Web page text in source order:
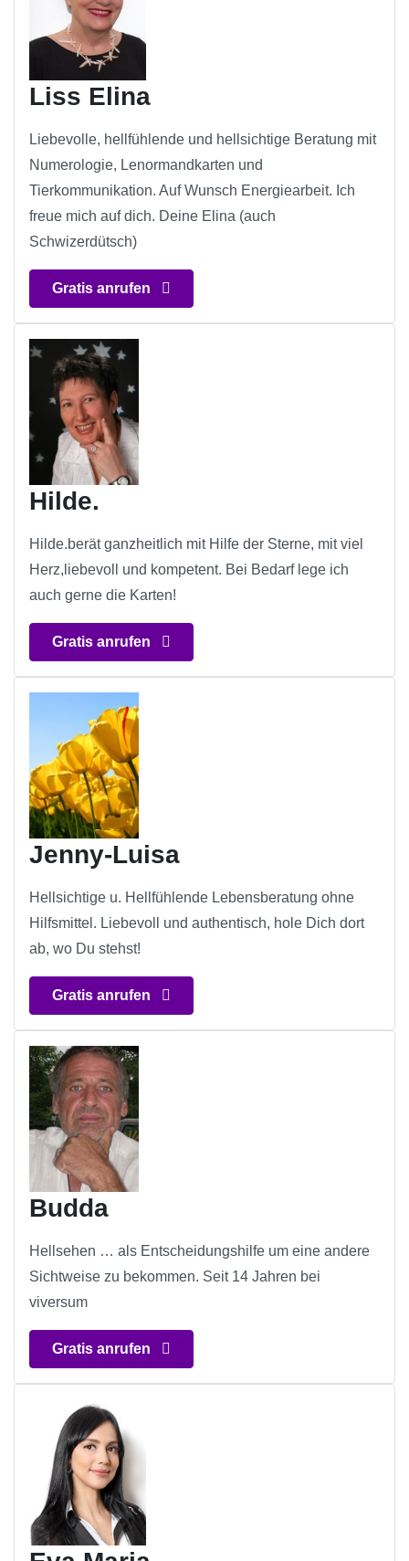
Liss Elina
Liebevolle, hellfühlende und hellsichtige Beratung mit
Numerologie, Lenormandkarten und
Tierkommunikation. Auf Wunsch Energiearbeit. Ich
freue mich auf dich. Deine Elina (auch
Schwizerdütsch)
Gratis anrufen
Hilde.
Hilde.berät ganzheitlich mit Hilfe der Sterne, mit viel
Herz,liebevoll und kompetent. Bei Bedarf lege ich
auch gerne die Karten!
Gratis anrufen
Jenny-Luisa
Hellsichtige u. Hellfühlende Lebensberatung ohne
Hilfsmittel. Liebevoll und authentisch, hole Dich dort
ab, wo Du stehst!
Gratis anrufen
Budda
Hellsehen … als Entscheidungshilfe um eine andere
Sichtweise zu bekommen. Seit 14 Jahren bei
viversum
Gratis anrufen